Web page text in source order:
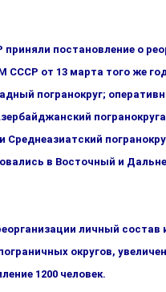
постановление о
СССР от 13 марта того же
погранокруг;
Среднеазиатский
в Восточный и
личный
округов,
1200 человек.